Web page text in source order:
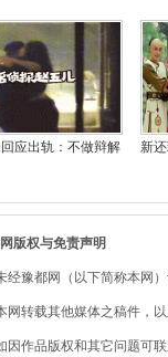
应出轨：不做辩解 新
版权与免责声明
经豫都网（以下简称本网
网转载其他媒体之稿件，
因作品版权和其它问题可